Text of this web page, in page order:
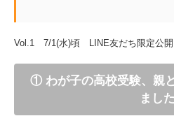
Vol.1 7/1(水)頃 LINE友だち限定公開
① わが子の高校受験、親
ました